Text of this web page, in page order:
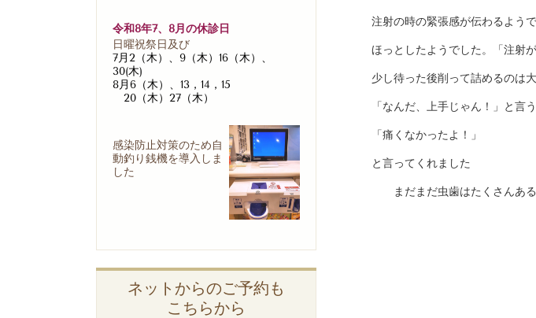
注射の時の緊張感が伝わるよう
ほっとしたようでした。「注射
少し待った後削って詰めるのは
「なんだ、上手じゃん！」と言
「痛くなかったよ！」
と言ってくれました
まだまだ虫歯はたくさんあ
令和8年7、8月の休診日
日曜祝祭日及び
7月2（木）、9（木）16（木）、
30(木)
8月6（木）、13，14，15
20（木）27（木）
感染防止対策のため自
動釣り銭機を導入しま
した
ネットからのご予約も
こちらから